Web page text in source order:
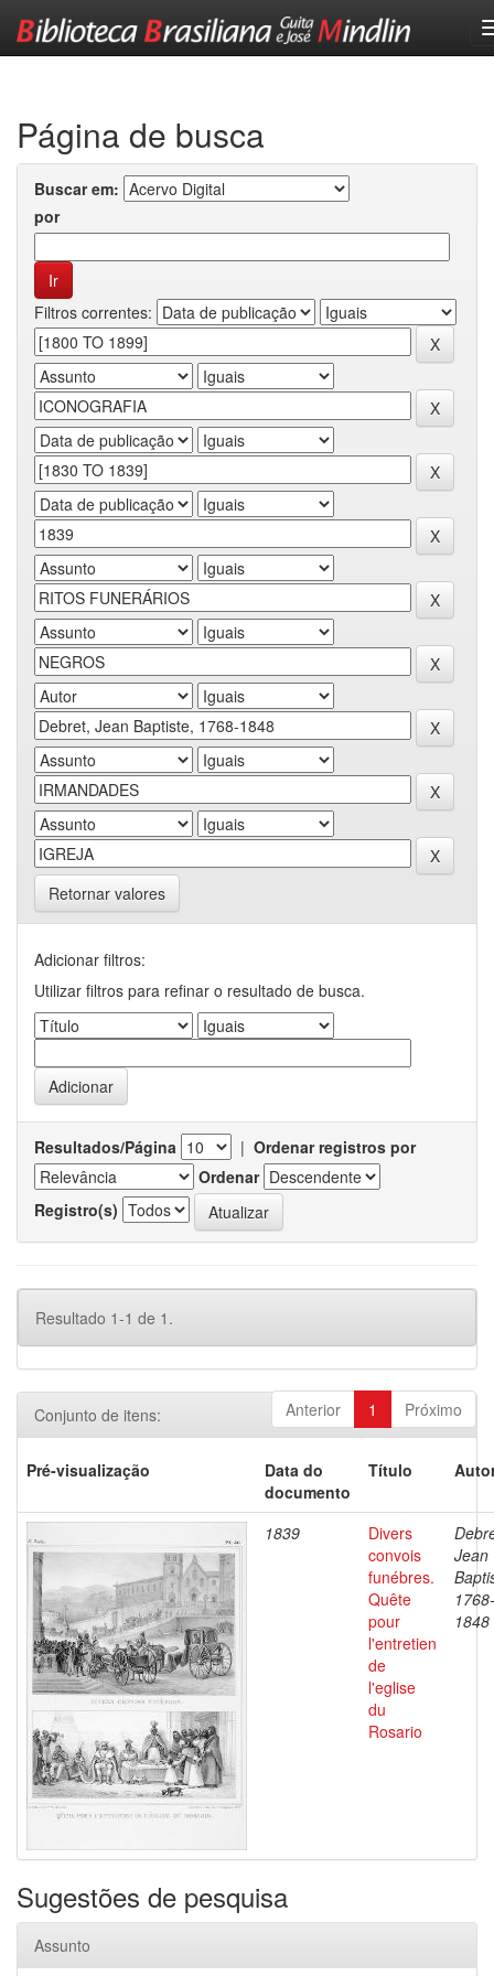
Página de busca
Buscar em:
por
Filtros correntes:
Retornar valores
Adicionar filtros:
Utilizar filtros para refinar o resultado de busca.
Resultados/Página | Ordenar registros por
Ordenar
Registro(s)
Resultado 1-1 de 1.
Anterior 1 Próximo
Conjunto de itens:
Pré-visualização
Data do
documento
Título
1839
Divers
convois
funébres.
Quête
pour
l'entretien
de
l'eglise
du
Rosario
Jean
1768-
1848
Sugestões de pesquisa
Assunto